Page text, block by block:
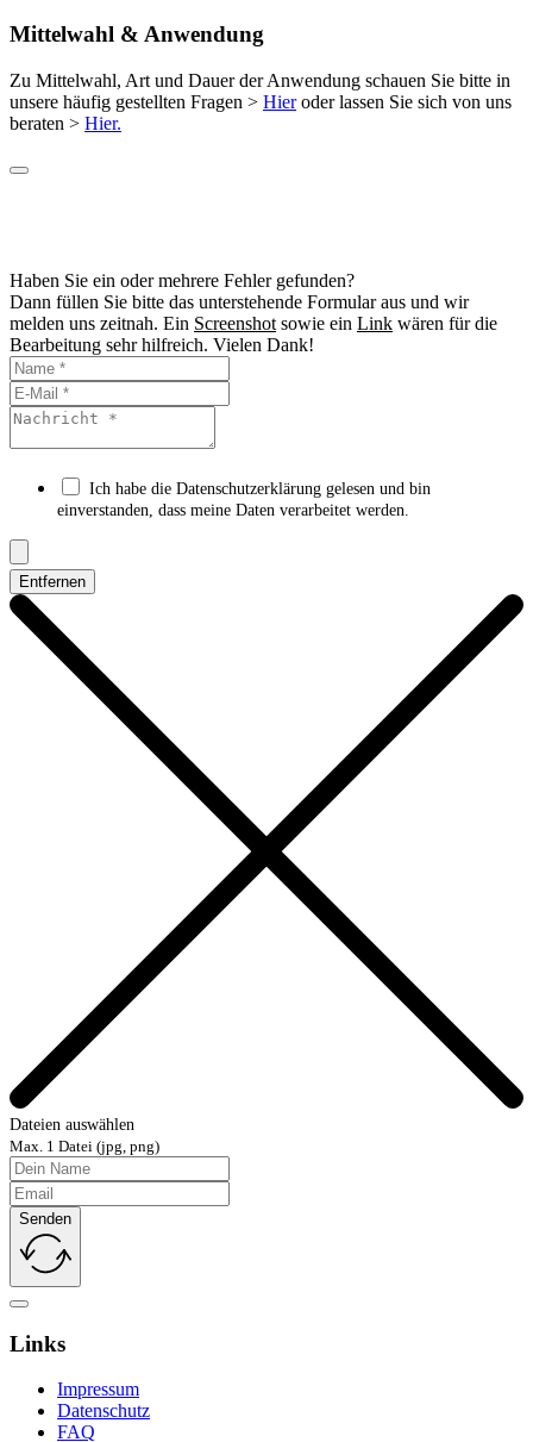
Mittelwahl & Anwendung
Zu Mittelwahl, Art und Dauer der Anwendung schauen Sie bitte in
unsere häufig gestellten Fragen > Hieroder lassen Sie sich von uns
beraten > Hier.
Haben Sie ein oder mehrere Fehler gefunden?
Dann füllen Sie bitte das unterstehende Formular aus und wir
melden uns zeitnah. Ein Screenshot sowie ein Link wären für die
Bearbeitung sehr hilfreich. Vielen Dank!
Ich habe die Datenschutzerklärung gelesen und bin
einverstanden, dass meine Daten verarbeitet werden.
Entfernen
Dateien auswählen
Max. 1 Datei (jpg, png)
Senden
Links
Impressum
Datenschutz
FAQ